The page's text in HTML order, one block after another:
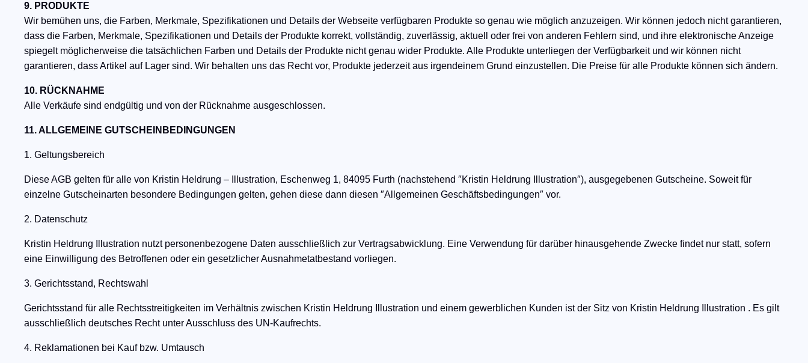
9. PRODUKTE
Wir bemühen uns, die Farben, Merkmale, Spezifikationen und Details der Webseite verfügbaren Produkte so genau wie möglich anzuzeigen. Wir können jedoch nicht garantieren,
dass die Farben, Merkmale, Spezifikationen und Details der Produkte korrekt, vollständig, zuverlässig, aktuell oder frei von anderen Fehlern sind, und ihre elektronische Anzeige
spiegelt möglicherweise die tatsächlichen Farben und Details der Produkte nicht genau wider Produkte. Alle Produkte unterliegen der Verfügbarkeit und wir können nicht
garantieren, dass Artikel auf Lager sind. Wir behalten uns das Recht vor, Produkte jederzeit aus irgendeinem Grund einzustellen. Die Preise für alle Produkte können sich ändern.
10. RÜCKNAHME
Alle Verkäufe sind endgültig und von der Rücknahme ausgeschlossen.
11. ALLGEMEINE GUTSCHEINBEDINGUNGEN
1. Geltungsbereich
Diese AGB gelten für alle von Kristin Heldrung – Illustration, Eschenweg 1, 84095 Furth (nachstehend ″Kristin Heldrung Illustration″), ausgegebenen Gutscheine. Soweit für
einzelne Gutscheinarten besondere Bedingungen gelten, gehen diese dann diesen ″Allgemeinen Geschäftsbedingungen″ vor.
2. Datenschutz
Kristin Heldrung Illustration nutzt personenbezogene Daten ausschließlich zur Vertragsabwicklung. Eine Verwendung für darüber hinausgehende Zwecke findet nur statt, sofern
eine Einwilligung des Betroffenen oder ein gesetzlicher Ausnahmetatbestand vorliegen.
3. Gerichtsstand, Rechtswahl
Gerichtsstand für alle Rechtsstreitigkeiten im Verhältnis zwischen Kristin Heldrung Illustration und einem gewerblichen Kunden ist der Sitz von Kristin Heldrung Illustration . Es gilt
ausschließlich deutsches Recht unter Ausschluss des UN-Kaufrechts.
4. Reklamationen bei Kauf bzw. Umtausch